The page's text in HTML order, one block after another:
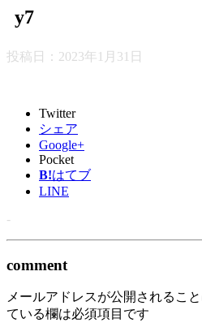
y7
投稿日： 2023年1月31日
Twitter
シェア
Google+
Pocket
B!はてブ
LINE
-
comment
メールアドレスが公開されること
ている欄は必須項目です